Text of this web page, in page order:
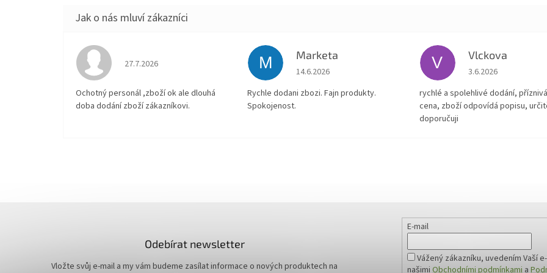
Hodnocení obchodu je 4 z 5 hvězdiček.
27.7.2026
Ochotný personál ,zboží ok ale dlouhá
doba dodání zboží zákazníkovi.
M Marketa
Hodnocení obchodu je 5 z 5 hvězdiček.
14.6.2026
Rychle dodani zbozi. Fajn produkty.
Spokojenost.
V Vlckova
Hodnocení obchodu
3.6.2026
rychlé a spolehlivé dodání, příznivá
cena, zboží odpovídá popisu,
doporučuji
Odebírat newsletter
Vložte svůj e-mail a my vám budeme zasílat informace o nových produktech na
E-mail
Vážený zákazníku, uvedením Vaší
našimiObchodními podmínkamia